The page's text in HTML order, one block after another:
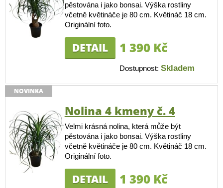
pěstována i jako bonsai. Výška rostliny
včetně květináče je 80 cm. Květináč 18 cm.
Originální foto.
DETAIL 1 390 Kč
Dostupnost: Skladem
NOVINKA
Nolina 4 kmeny č. 4
Velmi krásná nolina, která může být
pěstována i jako bonsai. Výška rostliny
včetně květináče je 80 cm. Květináč 18 cm.
Originální foto.
DETAIL 1 390 Kč